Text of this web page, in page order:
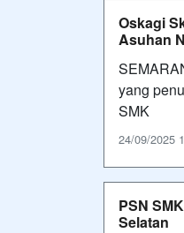
Oskagi
Asuhan
yang
SMK
24/09/2025
PSN
Selatan